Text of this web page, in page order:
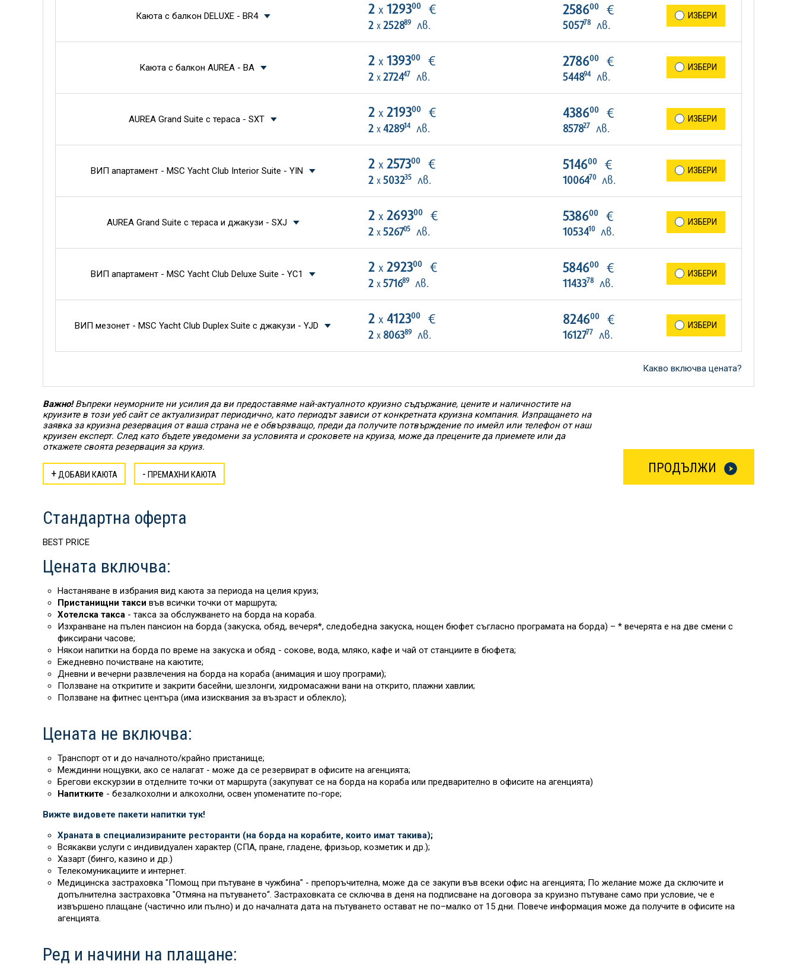
Каюта с балкон DELUXE - BR4 2 х 129300€
2 х 252889лв.
258600 €
505778лв.
ИЗБЕРИ
Каюта с балкон AUREA - BA 2 х 139300€
2 х 272447лв.
278600 €
544894 лв.
ИЗБЕРИ
AUREA Grand Suite с тераса - SXT 2 х 219300€
2 х 428914лв.
438600 €
857827 лв.
ИЗБЕРИ
ВИП апартамент - MSC Yacht Club Interior Suite - YIN 2 х 257300€
2 х 503235лв.
514600 €
1006470лв.
ИЗБЕРИ
AUREA Grand Suite с тераса и джакузи - SXJ 2 х 269300€
2 х 526705лв.
538600 €
1053410лв.
ИЗБЕРИ
ВИП апартамент - MSC Yacht Club Deluxe Suite - YC1 2 х 292300€
2 х 571689лв.
584600 €
1143378лв.
ИЗБЕРИ
ВИП мезонет - MSC Yacht Club Duplex Suite с джакузи - YJD 2 х 412300€
2 х 806389лв.
824600 €
1612777 лв.
ИЗБЕРИ
Какво включва цената?
Важно!Въпреки неуморните ни усилия да ви предоставяме най-актуалното круизно съдържание, цените и наличностите на
круизите в този уеб сайт се актуализират периодично, като периодът зависи от конкретната круизна компания. Изпращането на
заявка за круизна резервация от ваша страна не е обвързващо, преди да получите потвърждение по имейл или телефон от наш
круизен експерт. След като бъдете уведомени за условията и сроковете на круиза, може да прецените да приемете или да
откажете своята резервация за круиз.
+ДОБАВИ КАЮТА - ПРЕМАХНИ КАЮТА ПРОДЪЛЖИ
Стандартна оферта
BEST PRICE
Цената включва:
Настаняване в избрания вид каюта за периода на целия круиз;
Пристанищни такси във всички точки от маршрута;
Хотелска такса - такса за обслужването на борда на кораба.
Изхранване на пълен пансион на борда (закуска, обяд, вечеря*, следобедна закуска, нощен бюфет съгласно програмата на борда) – * вечерята е на две смени с
фиксирани часове;
Някои напитки на борда по време на закуска и обяд - сокове, вода, мляко, кафе и чай от станциите в бюфета;
Ежедневно почистване на каютите;
Дневни и вечерни развлечения на борда на кораба (анимация и шоу програми);
Ползване на откритите и закрити басейни, шезлонги, хидромасажни вани на открито, плажни хавлии;
Ползване на фитнес центъра (има изисквания за възраст и облекло);
Цената не включва:
Транспорт от и до началното/крайно пристанище;
Междинни нощувки, ако се налагат - може да се резервират в офисите на агенцията;
Брегови екскурзии в отделните точки от маршрута (закупуват се на борда на кораба или предварително в офисите на агенцията)
Напитките - безалкохолни и алкохолни, освен упоменатите по-горе;
Вижте видовете пакети напитки тук!
Храната в специализираните ресторанти (на борда на корабите, които имат такива);
Всякакви услуги с индивидуален характер (СПА, пране, гладене, фризьор, козметик и др.);
Хазарт (бинго, казино и др.)
Телекомуникациите и интернет.
Медицинска застраховка "Помощ при пътуване в чужбина" - препоръчителна, може да се закупи във всеки офис на агенцията; По желание може да сключите и
допълнителна застраховка "Отмяна на пътуването“. Застраховката се сключва в деня на подписване на договора за круизно пътуване само при условие, че е
извършено плащане (частично или пълно) и до началната дата на пътуването остават не по–малко от 15 дни. Повече информация може да получите в офисите на
агенцията.
Ред и начини на плащане: